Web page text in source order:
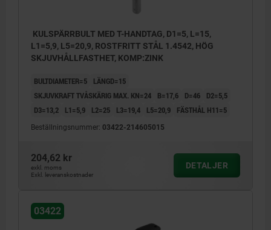
KULSPÄRRBULT MED T-HANDTAG, D1=5, L=15,
L1=5,9, L5=20,9, ROSTFRITT STÅL 1.4542, HÖG
SKJUVHÅLLFASTHET, KOMP:ZINK
BULTDIAMETER=5
LÄNGD=15
SKJUVKRAFT TVÅSKÄRIG MAX. KN=24
B=17,6 D=46
D2=5,5
D3=13,2
L1=5,9 L2=25 L3=19,4 L5=20,9 FÄSTHÅL H11=5
Beställningsnummer: 03422-214605015
204,62 kr
exkl. moms
Exkl. leveranskostnader
DETALJER
03422